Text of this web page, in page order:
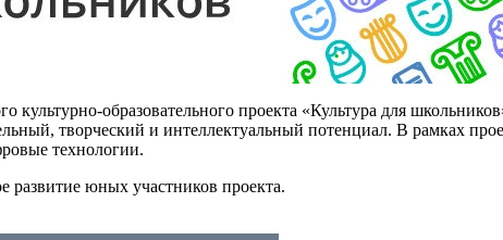
образовательного проекта «Культура для
творческий и интеллектуальный потенциал. В рамках
технологии.
развитие юных участников проекта.